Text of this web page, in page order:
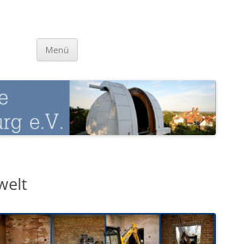
Menü